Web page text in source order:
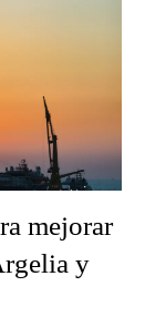
mejorar
y